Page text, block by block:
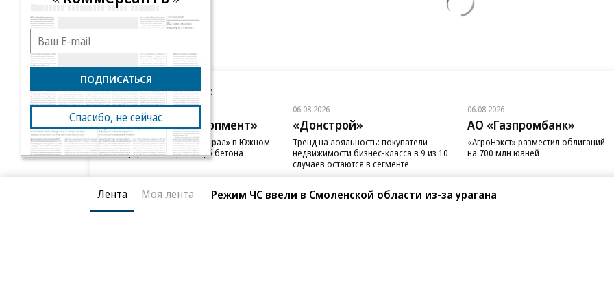
Новости компаний Все
06.08.2026
ГК «Галс-Девелопмент»
В бизнес-центре «Адмирал» в Южном
порту залит первый куб бетона
06.08.2026
«Донстрой»
Тренд на лояльность: покупатели
недвижимости бизнес-класса в 9 из 10
случаев остаются в сегменте
06.08.2026
АО «Газпромбанк»
«АгроНэкст» разместил облигаций
на 700 млн юаней
Лента Моя лента Режим ЧС ввели в Смоленской области из-за урагана
ПОДПИСАТЬСЯ
Спасибо, не сейчас